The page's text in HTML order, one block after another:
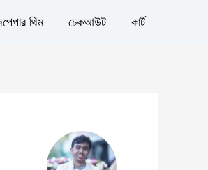
থিম চেকআউট কার্ট